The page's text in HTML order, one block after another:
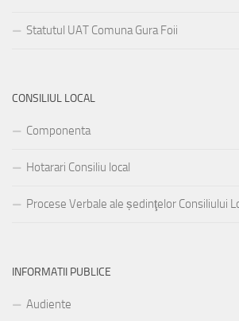
Statutul UAT Comuna Gura Foii
CONSILIUL LOCAL
Componenta
Hotarari Consiliu local
Procese Verbale ale ședinţelor Consiliului
INFORMATII PUBLICE
Audiente